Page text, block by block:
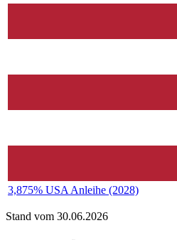
3,875% USA Anleihe (2028)
Stand vom 30.06.2026